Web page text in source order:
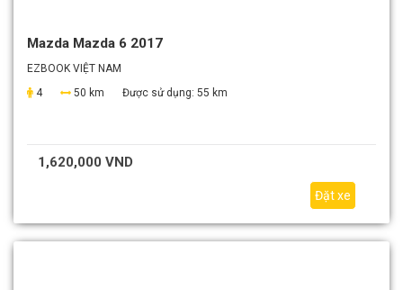
Mazda Mazda 6 2017
EZBOOK VIỆT NAM
4
50 km Được sử dụng: 55 km
1,620,000 VND
Đặt xe